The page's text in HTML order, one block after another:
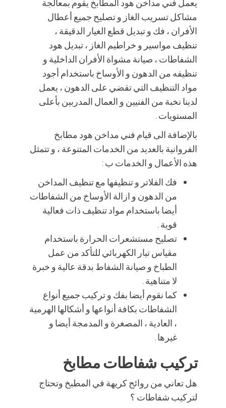
يعمل فني مداخن هود المطابخ يقوم بمعالجة
مشاكل تسريب الغاز و تصليح جميع أعطال
الأفران ، فك و تبديل قطع الغيار الدقيقة ،
تنظيف مواسير و خراطيم الغاز ، تبديل هود
الشفاطات ، صيانة مشواة الأفران الداخلية و
تنظيفه من الدهون و الأوساخ باستخدام أجود
مواد التنظيف التي تقضي على الدهون ، يعمل
لدينا نخبة من الفنيين و العمال المدربين بأعلى
المستويات .
بالإضافة الى قيام فني مداخن هود مطابخ
الفروانية بالعديد من الخدمات المتنوعة ، و تتمثل
هذه الأعمال و الخدمات ب :
فك الفلاتر و تنظيفها مع تنظيف المداخن
من الدهون و ازالة الأوساخ من الشفاطات
أيضا باستخدام مواد تنظيف ذات فعالية
قوية .
تصليح مستشعرات الحرارة باستخدام
مقياس تيار الكهربائي للتأكد من عمل
الطباخ و صيانة الشفاط بدقة عالية و خبرة
لا متناهية .
كما نقوم أيضا بفك و تركيب جميع أنواع
الشفاطات بكافة أنواعها و أشكالها الهرمية
، العادية ، المصغرة و المدمجة أيضا و
غيرها .
تركيب شفاطات مطابخ
هل تعاني من روائح كريهة في المطبخ وتحتاج
لتركيب شفاطات ؟